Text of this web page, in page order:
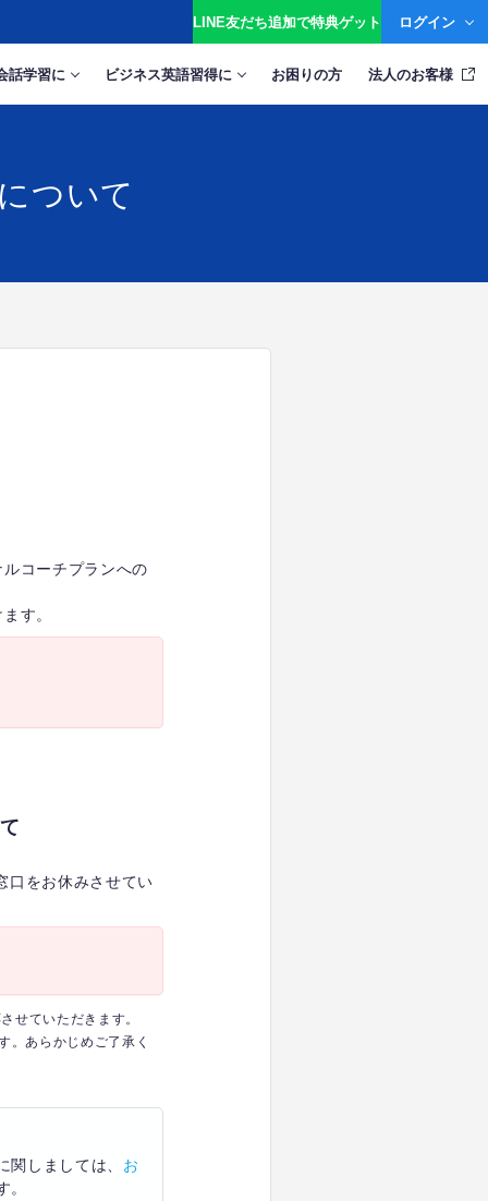
LINE友だち追加で特典ゲット ログイン
話学習に ビジネス英語習得に お困りの方 法人のお客様
ついて
コーチプランへの
す。
口をお休みさせてい
せていただきます。
。あらかじめご了承く
しましては、 お